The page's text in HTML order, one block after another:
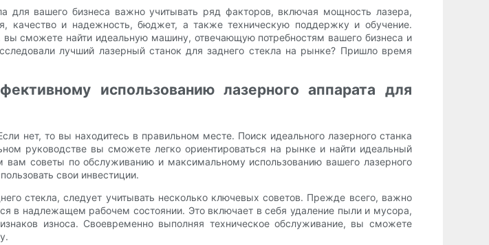
для вашего бизнеса важно учитывать ряд факторов, включая мощность лазера,
качество и надежность, бюджет, а также техническую поддержку и обучение.
сможете найти идеальную машину, отвечающую потребностям вашего бизнеса и
лучший лазерный станок для заднего стекла на рынке? Пришло время
использованию лазерного аппарата для
нет, то вы находитесь в правильном месте. Поиск идеального лазерного станка
руководстве вы сможете легко ориентироваться на рынке и найти идеальный
советы по обслуживанию и максимальному использованию вашего лазерного
свои инвестиции.
стекла, следует учитывать несколько ключевых советов. Прежде всего, важно
в надлежащем рабочем состоянии. Это включает в себя удаление пыли и мусора,
износа. Своевременно выполняя техническое обслуживание, вы сможете